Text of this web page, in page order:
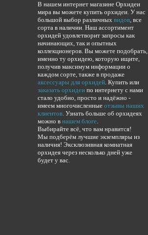
В нашем интернет магазине Орхидеи
мира вы можете купить орхидеи. У нас
большой выбор различных видов, все
сорта в наличии. Наш ассортимент
орхидей удовлетворит запросы как
начинающих, так и опытных
коллекционеров. Вы можете подобрать,
именно ту орхидею, которую ищите,
получив максимум информации о
каждом сорте, также в продаже
аксессуары для орхидей. Купить или
заказать орхидеи по интернету с нами
стало удобно, просто и надёжно -
имеем многочисленные отзывы наших
клиентов. Узнать больше об орхидеях
можно в нашем блоге.
Выбирайте всё, что вам нравится!
Мы подберём лучшие экземпляры из
наличия! Эксклюзивная комнатная
орхидея через несколько дней уже
будет у вас.